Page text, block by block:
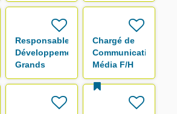
Responsable
Développement
Grands
Comptes F/H
Chargé de
Communication
Média F/H